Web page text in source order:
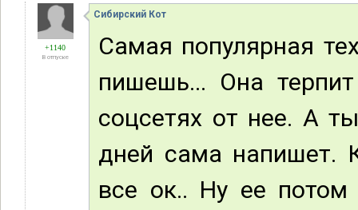
+1140
В отпуске
Сибирский Кот
Самая популярная
пишешь... Она
соцсетях от нее. А
дней сама напишет.
все ок.. Ну ее